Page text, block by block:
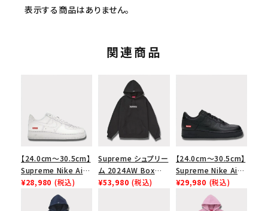
表示する商品はありません。
関連商品
【24.0cm～30.5cm】
Supreme Nike Air
Force 1 Low シュプ
リーム ナイキエアフォ
ース１スニーカー シ
¥28,980 (税込)
Supreme シュプリー
ム 2024AW Box
Logo Hooded
¥53,980 (税込)
【24.0cm～30.5cm】
Supreme Nike Air
Force 1 Low シュプ
リーム ナイキエアフォ
ース１スニーカー シ
¥29,980 (税込)